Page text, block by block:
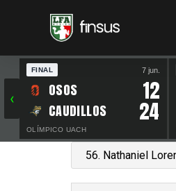
‹
FINAL 7 jun.
OSOS 12
CAUDILLOS 24
OLÍMPICO UACH